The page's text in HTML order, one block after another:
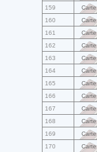
159 Carte
160 Carte
161 Carte
162 Carte
163 Carte
164 Carte
165 Carte
166 Carte
167 Carte
168 Carte
169 Carte
170 Carte